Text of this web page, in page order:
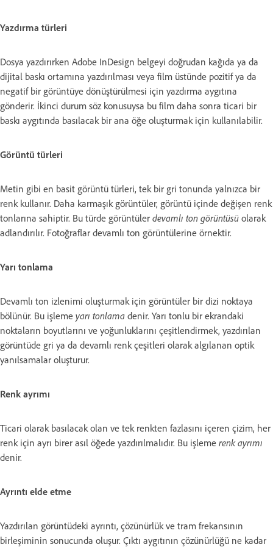
Yazdırma türleri
Dosya yazdırırken Adobe InDesign belgeyi doğrudan kağıda ya da
dijital baskı ortamına yazdırılması veya film üstünde pozitif ya da
negatif bir görüntüye dönüştürülmesi için yazdırma aygıtına
gönderir. İkinci durum söz konusuysa bu film daha sonra ticari bir
baskı aygıtında basılacak bir ana öğe oluşturmak için kullanılabilir.
Görüntü türleri
Metin gibi en basit görüntü türleri, tek bir gri tonunda yalnızca bir
renk kullanır. Daha karmaşık görüntüler, görüntü içinde değişen renk
tonlarına sahiptir. Bu türde görüntüler devamlı ton görüntüsü olarak
adlandırılır. Fotoğraflar devamlı ton görüntülerine örnektir.
Yarı tonlama
Devamlı ton izlenimi oluşturmak için görüntüler bir dizi noktaya
bölünür. Bu işleme yarı tonlama denir. Yarı tonlu bir ekrandaki
noktaların boyutlarını ve yoğunluklarını çeşitlendirmek, yazdırılan
görüntüde gri ya da devamlı renk çeşitleri olarak algılanan optik
yanılsamalar oluşturur.
Renk ayrımı
Ticari olarak basılacak olan ve tek renkten fazlasını içeren çizim, her
renk için ayrı birer asıl öğede yazdırılmalıdır. Bu işleme renk ayrımı
denir.
Ayrıntı elde etme
Yazdırılan görüntüdeki ayrıntı, çözünürlük ve tram frekansının
birleşiminin sonucunda oluşur. Çıktı aygıtının çözünürlüğü ne kadar